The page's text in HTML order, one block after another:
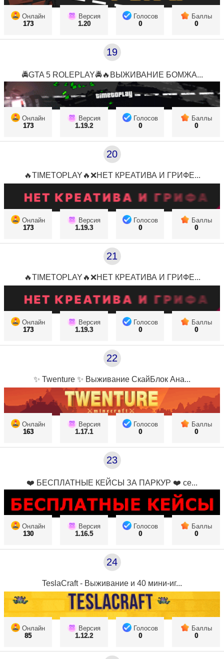
Онлайн
173
Версия
1.20
Голосов
0
Баллы
0
19
🚔GTA 5 ROLEPLAY🚔🔥ВЫЖИВАНИЕ БОМЖА...
Онлайн
173
Версия
1.19.2
Голосов
0
Баллы
0
20
🔥TIMETOPLAY🔥❌НЕТ КРЕАТИВА И ГРИФЕ...
Онлайн
173
Версия
1.19.3
Голосов
0
Баллы
0
21
🔥TIMETOPLAY🔥❌НЕТ КРЕАТИВА И ГРИФЕ...
Онлайн
173
Версия
1.19.3
Голосов
0
Баллы
0
22
✨ Twenture ✨ Выживание СкайБлок Ана...
Онлайн
163
Версия
1.17.1
Голосов
0
Баллы
0
23
❤️ БЕСПЛАТНЫЕ КЕЙСЫ ЗА ПАРКУР ❤️ се...
Онлайн
130
Версия
1.16.5
Голосов
0
Баллы
0
24
TeslaCraft - Выживание и 40 мини-иг...
Онлайн
85
Версия
1.12.2
Голосов
0
Баллы
0